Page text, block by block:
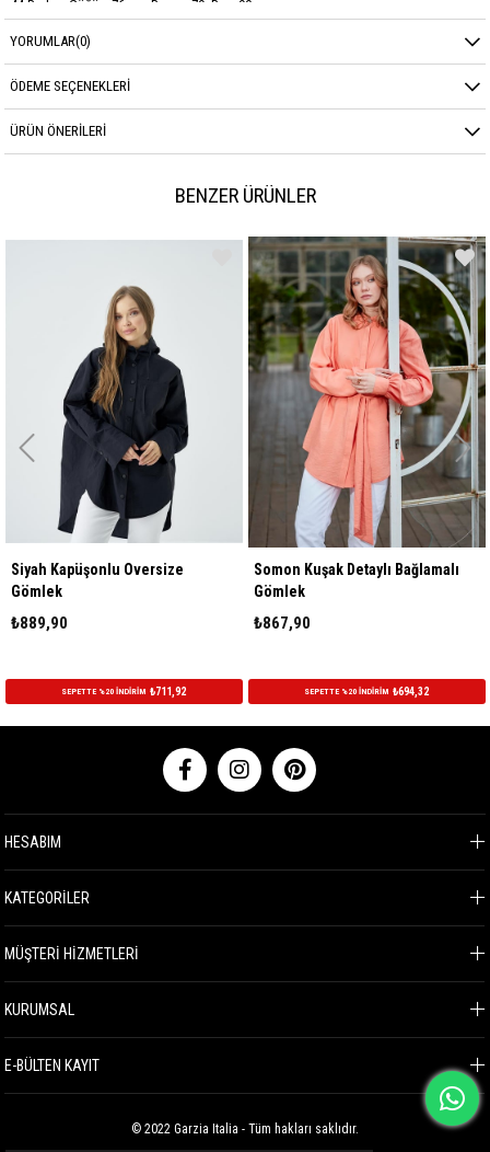
· 44 Beden: Göğüs: 76 cm, Basen: 79, Boy: 90 cm.
Marka
Sezon
Kumaş Cinsi SU AEROBİN
YORUMLAR(0)
ÖDEME SEÇENEKLERI
ÜRÜN ÖNERILERI
BENZER ÜRÜNLER
Oversize
SEPETTE %20 İNDİRİM ₺711,92
Somon Kuşak Detaylı Bağlamalı
₺867,90
SEPETTE %20 İNDİRİM ₺694,32
Gri
HESABIM
KATEGORİLER
MÜŞTERİ HİZMETLERİ
KURUMSAL
E-BÜLTEN KAYIT
© 2022 Garzia Italia - Tüm hakları saklıdır.